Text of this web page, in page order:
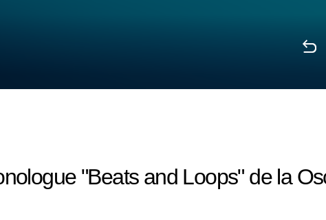
"Beats and Loops" de la